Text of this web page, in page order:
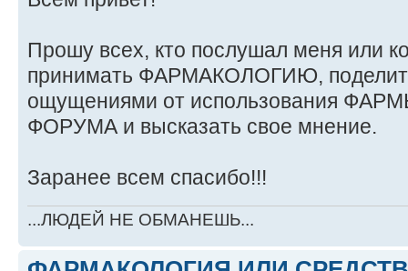
Прошу всех, кто послушал меня или
принимать ФАРМАКОЛОГИЮ,
ощущениями от использования
ФОРУМА и высказать свое мнение.
Заранее всем спасибо!!!
...ЛЮДЕЙ НЕ ОБМАНЕШЬ...